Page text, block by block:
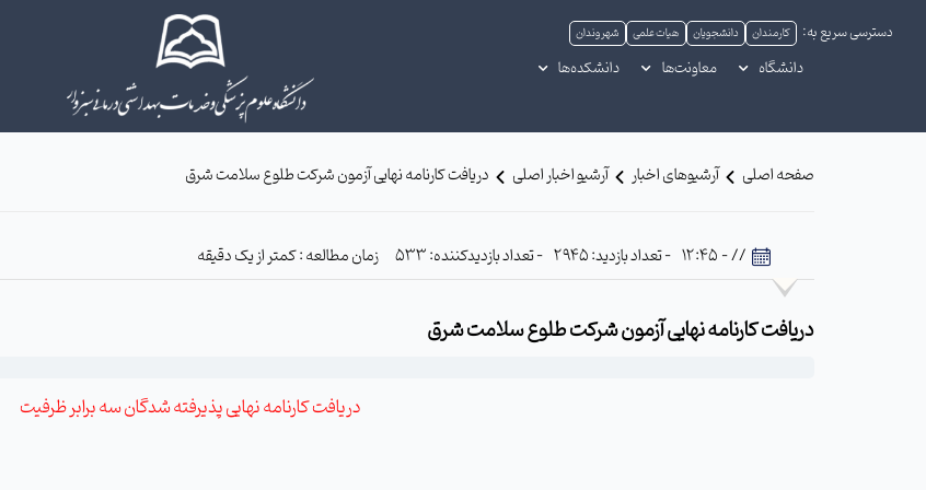
دسترسی سریع به: کارمندان دانشجویان هیات علمی شهروندان
دانشگاه معاونت‌ها دانشکده‌ها
صفحه اصلی آرشیوهای اخبار آرشیو اخبار اصلی دریافت کارنامه نهایی آزمون شرکت طلوع سلامت شرق
// - 12:45 - تعداد بازدید: 2945 - تعداد بازدیدکننده: 533 زمان مطالعه : کمتر از یک دقیقه
دریافت کارنامه نهایی آزمون شرکت طلوع سلامت شرق
دریافت کارنامه نهایی پذیرفته شدگان سه برابر ظرفیت